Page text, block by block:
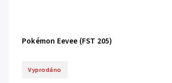
Pokémon Eevee (FST 205)
Vyprodáno